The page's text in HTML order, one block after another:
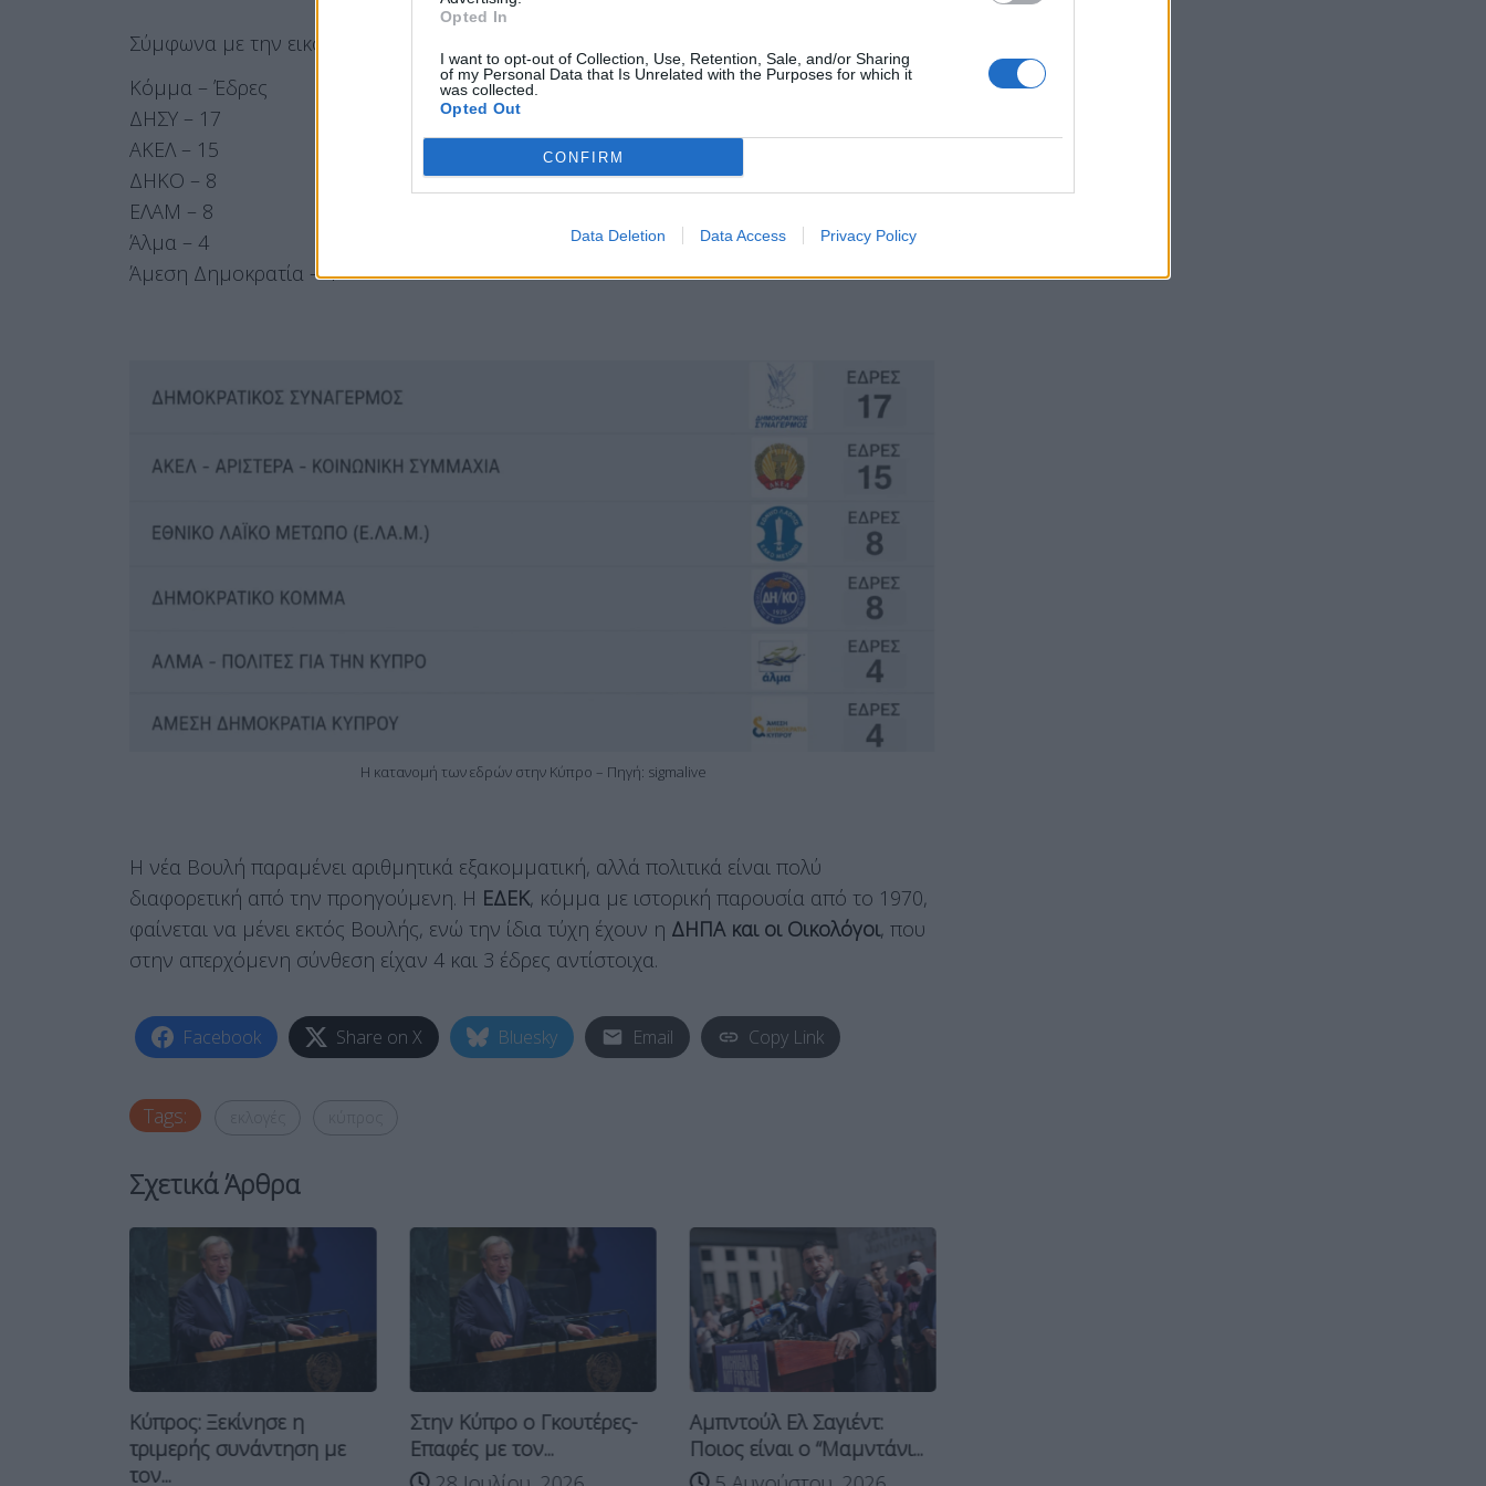
Opted In
I want to opt-out of Collection, Use, Retention, Sale, and/or Sharing
of my Personal Data that Is Unrelated with the Purposes for which it
was collected.
Opted Out
CONFIRM
Data Deletion Data Access Privacy Policy
Σύμφωνα με την εικόνα της καταμέτρησης στο 90%, οι έδρες κατανέμονται ως εξής:
Κόμμα – Έδρες
ΔΗΣΥ – 17
ΑΚΕΛ – 15
ΔΗΚΟ – 8
ΕΛΑΜ – 8
Άλμα – 4
Άμεση Δημοκρατία – 4
Η κατανομή των εδρών στην Κύπρο – Πηγή: sigmalive
Η νέα Βουλή παραμένει αριθμητικά εξακομματική, αλλά πολιτικά είναι πολύ
διαφορετική από την προηγούμενη. Η ΕΔΕΚ, κόμμα με ιστορική παρουσία από το 1970,
φαίνεται να μένει εκτός Βουλής, ενώ την ίδια τύχη έχουν η ΔΗΠΑ και οι Οικολόγοι, που
στην απερχόμενη σύνθεση είχαν 4 και 3 έδρες αντίστοιχα.
Facebook Share on X Bluesky Email Copy Link
Tags:
Σχετικά Άρθρα
Κύπρος: Ξεκίνησε η
τριμερής συνάντηση με
τον...
Στην Κύπρο ο Γκουτέρες-
Επαφές με τον...
Αμπντούλ Ελ Σαγιέντ:
Ποιος είναι ο “Μαμντάνι...